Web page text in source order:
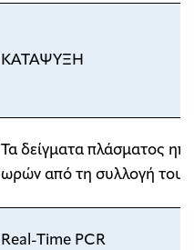
ΚΑΤΑΨΥΞΗ
Τα δείγματα πλάσματος
ωρών από τη συλλογή τους
Real-Time PCR